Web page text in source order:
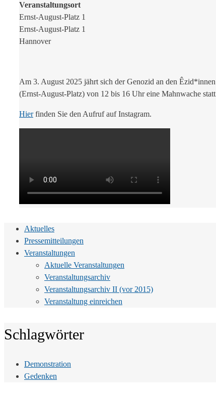
Veranstaltungsort
Ernst-August-Platz 1
Ernst-August-Platz 1
Hannover
Am 3. August 2025 jährt sich der Genozid an den
(Ernst-August-Platz) von 12 bis 16 Uhr eine Mahnwache
Hierfinden Sie den Aufruf auf Instagram.
Aktuelles
Pressemitteilungen
Veranstaltungen
Aktuelle Veranstaltungen
Veranstaltungsarchiv
Veranstaltungsarchiv II (vor 2015)
Veranstaltung einreichen
Schlagwörter
Demonstration
Gedenken